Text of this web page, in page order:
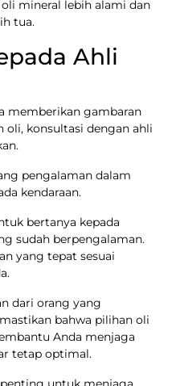
mineral lebih alami dan
tua.
Ahli
memberikan gambaran
oli, konsultasi dengan ahli
pengalaman dalam
kendaraan.
bertanya kepada
sudah berpengalaman.
yang tepat sesuai
dari orang yang
bahwa pilihan oli
Anda menjaga
tetap optimal.